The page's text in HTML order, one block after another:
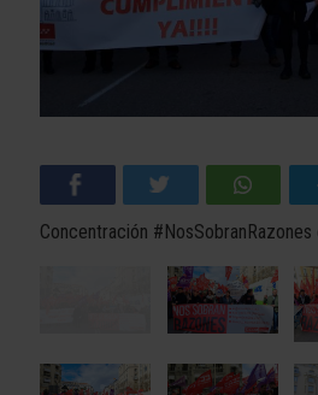
Concentración